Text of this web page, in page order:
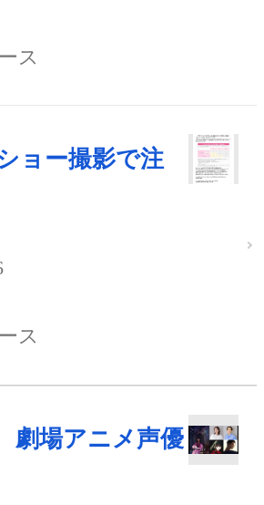
ス
ョー撮影で注
ス
劇場アニメ声優